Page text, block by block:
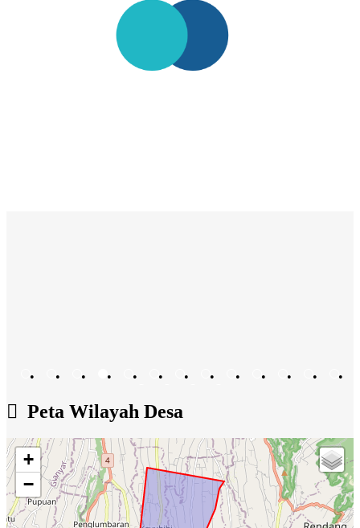
• • • • • • • • • • • •
•
Peta Wilayah Desa
+
−